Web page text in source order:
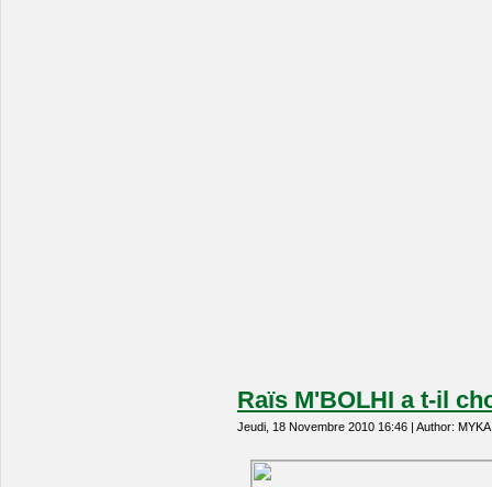
Raïs M'BOLHI a t-il
Jeudi, 18 Novembre 2010 16:46 | Author: